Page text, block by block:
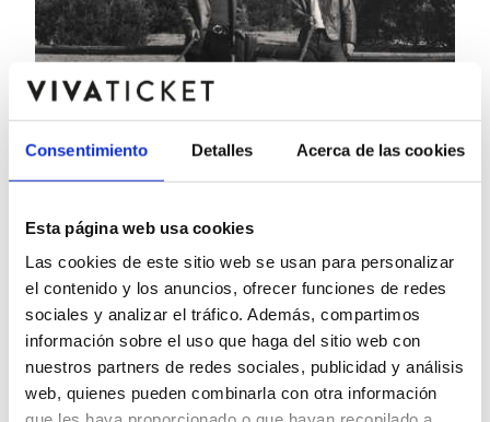
Consentimiento Detalles Acerca de las cookies
Esta página web usa cookies
Las cookies de este sitio web se usan para personalizar
el contenido y los anuncios, ofrecer funciones de redes
sociales y analizar el tráfico. Además, compartimos
información sobre el uso que haga del sitio web con
nuestros partners de redes sociales, publicidad y análisis
web, quienes pueden combinarla con otra información
TABURETE | GIRA 2026
- Varias Ciudades
Description